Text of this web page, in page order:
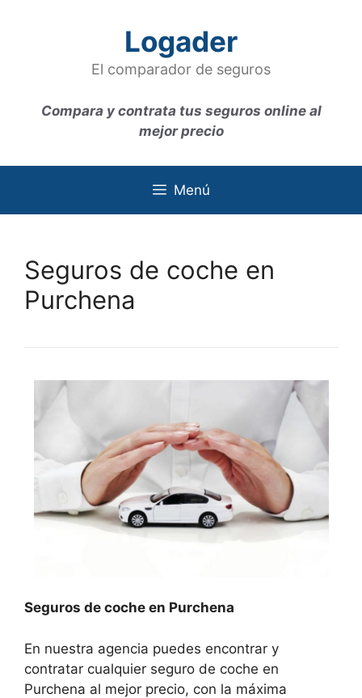
Logader
El comparador de seguros
Compara y contrata tus seguros online al
mejor precio
Menú
Seguros de coche en
Purchena
Seguros de coche en Purchena
En nuestra agencia puedes encontrar y
contratar cualquier seguro de coche en
Purchena al mejor precio, con la máxima